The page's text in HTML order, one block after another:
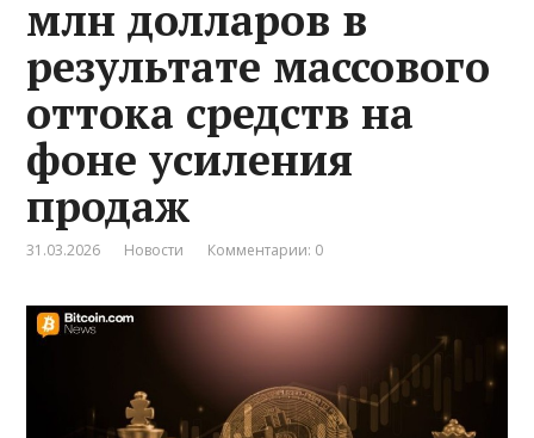
млн долларов в
результате массового
оттока средств на
фоне усиления
продаж
31.03.2026 Новости Комментарии: 0